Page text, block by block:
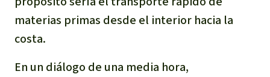
REDD
materias primas desde el interior hacia la
costa.
En un diálogo de una media hora,